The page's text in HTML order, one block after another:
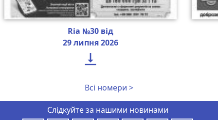
Ria №30 від
29 липня 2026

Всі номери >
Слідкуйте за нашими новинами